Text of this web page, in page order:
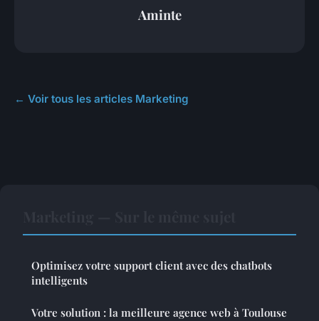
Aminte
← Voir tous les articles Marketing
Optimisez votre support client avec des chatbots
intelligents
Votre solution : la meilleure agence web à Toulouse